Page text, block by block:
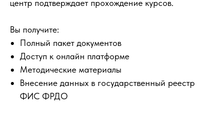
центр подтверждает прохождение курсов.
Вы получите:
Полный пакет документов
Доступ к онлайн платформе
Методические материалы
Внесение данных в государственный реестр
ФИС ФРДО